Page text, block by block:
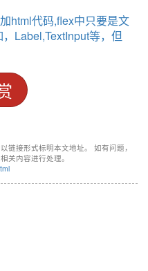
html代码,flex中只要是文
Label,TextInput等，但
链接形式标明本文地址。 如有问题，
关内容进行处理。